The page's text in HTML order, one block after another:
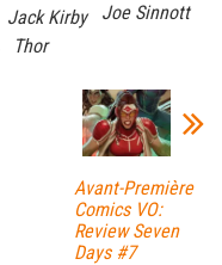
Jack Kirby
Joe Sinnott
Thor
Avant-Première
Comics VO:
Review Seven
Days #7